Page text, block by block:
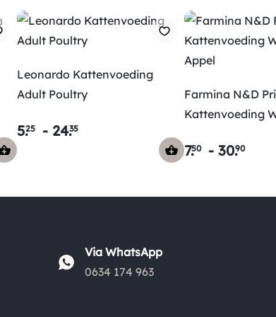
Leonardo Kattenvoeding
Adult Poultry
5.25 - 24.35
Farmina N&D
Kattenvoeding
7.50 - 30.90
Via WhatsApp
0634 174 963